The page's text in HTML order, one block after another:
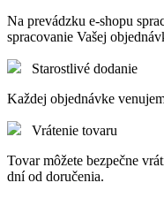
Na prevádzku e-shopu
spracovanie Vašej
Starostlivé dodanie
Každej objednávke
Vrátenie tovaru
Tovar môžete bezpečne
dní od doručenia.